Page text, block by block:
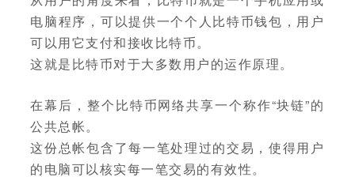
电脑程序，可以提供一个个人比特币钱包，用户
可以用它支付和接收比特币。
这就是比特币对于大多数用户的运作原理。
在幕后，整个比特币网络共享一个称作“块链”的
公共总帐。
这份总帐包含了每一笔处理过的交易，使得用户
的电脑可以核实每一笔交易的有效性。